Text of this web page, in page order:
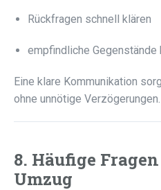
Rückfragen schnell klären
empfindliche Gegenstände
Eine klare Kommunikation
ohne unnötige Verzögerungen.
8. Häufige
Umzug